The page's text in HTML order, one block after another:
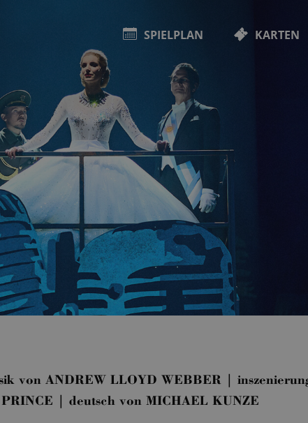
SPIELPLAN KARTEN
von ANDREW LLOYD WEBBER |
| deutsch von MICHAEL KUNZE